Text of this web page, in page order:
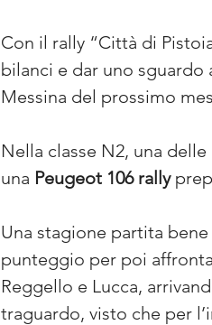
Con il rally “Città di
bilanci e dar uno sguardo
Messina del prossimo
Nella classe N2, una
una Peugeot 106 rally
Una stagione partita
punteggio per poi
Reggello e Lucca,
traguardo, visto che per